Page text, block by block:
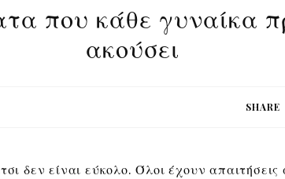
που κάθε γυναίκα
ακούσει
SHARE
δεν είναι εύκολο. Όλοι έχουν